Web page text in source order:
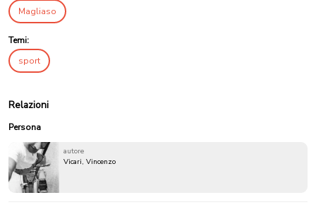
Magliaso
Temi:
sport
Relazioni
Persona
autore
Vicari, Vincenzo